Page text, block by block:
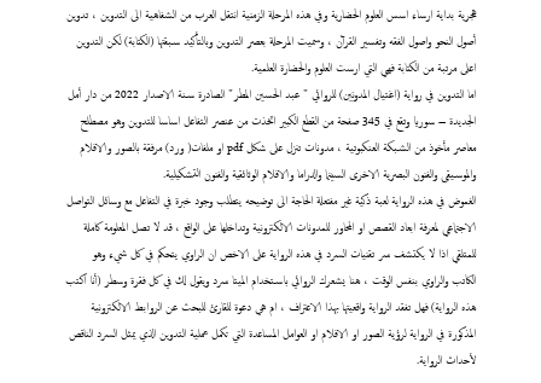
هجرية بداية ارساء اسس العلوم الحضارية وفي هذه المرحلة الزمنية انتقل العرب من الشفاهية الى التدوين ، تدوين
أصول النحو واصول الفقه وتفسير القرآن ، وسميت المرحلة بعصر التدوين وبالتأكيد سبقتها (الكتابة) لكن التدوين
اعلى مرتبة من الكتابة فهي التي ارست العلوم والحضارة العلمية.
اما التدوين في رواية (اغتيال المدونين) للروائي " عبد الحسين المطر" الصادرة سنة الاصدار 2022 من دار أمل
الجديدة – سوريا وتقع في 345 صفحة من القطع الكبير اتخذت من عنصر التفاعل اساسا للتدوين وهو مصطلح
معاصر مأخوذ من الشبكة العنكبوتية ، مدونات تنزل على شكل pdf او ملفات( ورد) مرفقة بالصور والافلام
والموسيقى والفنون البصرية الاخرى السينما والدراما والافلام الوثائقية والفنون التشكيلية.
الغموض في هذه الرواية لعبة ذكية غير مفتعلة الحاجة الى توضيحه يتطلب وجود خبرة في التفاعل مع وسائل التواصل
الاجتماعي لمعرفة ابعاد القصص او المحاور للمدونات الالكترونية وتداخلها على الواقع ، قد لا تصل المعلومة كاملة
للمتلقي اذا لا يكتشف سر تقنيات السرد في هذه الرواية على الاخص ان الراوي يتحكم في كل شيء وهو
الكاتب والراوي بنفس الوقت ، هنا يشعرك الروائي باستخدام الميتا سرد ويقول لك في كل فقرة وسطر (أنا اكتب
هذه الرواية) فهل تفقد الرواية واقعيتها بهذا الاعتراف ، ام هي دعوة للقارئ للبحث عن الروابط الالكترونية
المذكورة في الرواية لرؤية الصور او الافلام او العوامل المساعدة التي تكمل عملية التدوين الذي يمثل السرد الناقص
لأحداث الرواية.